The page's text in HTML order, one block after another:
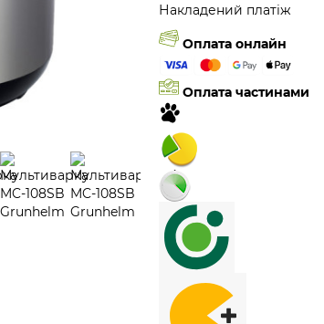
Накладений платіж
Оплата онлайн
Оплата частинами